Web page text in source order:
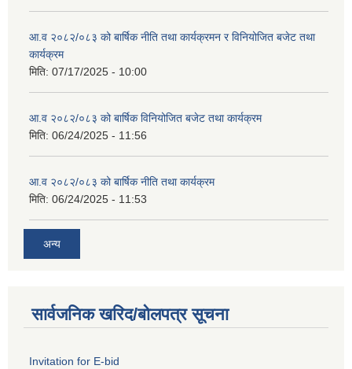
आ.व २०८२/०८३ को बार्षिक नीति तथा कार्यक्रमन र विनियोजित बजेट तथा
कार्यक्रम
मिति: 07/17/2025 - 10:00
आ.व २०८२/०८३ को बार्षिक विनियोजित बजेट तथा कार्यक्रम
मिति: 06/24/2025 - 11:56
आ.व २०८२/०८३ को बार्षिक नीति तथा कार्यक्रम
मिति: 06/24/2025 - 11:53
अन्य
सार्वजनिक खरिद/बोलपत्र सूचना
Invitation for E-bid